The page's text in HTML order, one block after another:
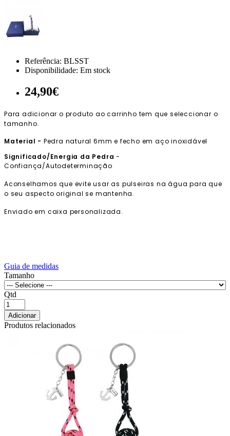
Referência: BLSST
Disponibilidade: Em stock
24,90€
Para adicionar o produto ao carrinho tem que seleccionar o
tamanho.
Material - Pedra natural 6mm e fecho em aço inoxidável
Significado/Energia da Pedra-
Confiança/Autodeterminação
Aconselhamos que evite usar as pulseiras na água para que
o seu aspecto original se mantenha.
Enviado em caixa personalizada.
Guia de medidas
Tamanho
Qtd
Adicionar
Produtos relacionados